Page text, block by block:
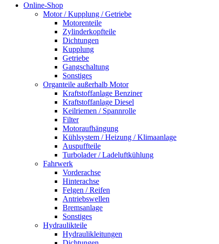
Online-Shop
Motor / Kupplung / Getriebe
Motorenteile
Zylinderkopfteile
Dichtungen
Kupplung
Getriebe
Gangschaltung
Sonstiges
Organteile außerhalb Motor
Kraftstoffanlage Benziner
Kraftstoffanlage Diesel
Keilriemen / Spannrolle
Filter
Motoraufhängung
Kühlsystem / Heizung / Klimaanlage
Auspuffteile
Turbolader / Ladeluftkühlung
Fahrwerk
Vorderachse
Hinterachse
Felgen / Reifen
Antriebswellen
Bremsanlage
Sonstiges
Hydraulikteile
Hydraulikleitungen